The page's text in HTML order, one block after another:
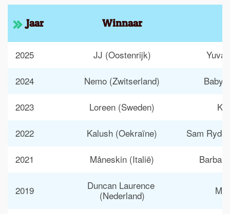
Jaar Winnaar
2025 JJ (Oostenrijk)
2024 Nemo (Zwitserland) Baby
2023 Loreen (Sweden)
2022 Kalush (Oekraïne) Sam
2021 Måneskin (Italië)
2019
Duncan Laurence
(Nederland)